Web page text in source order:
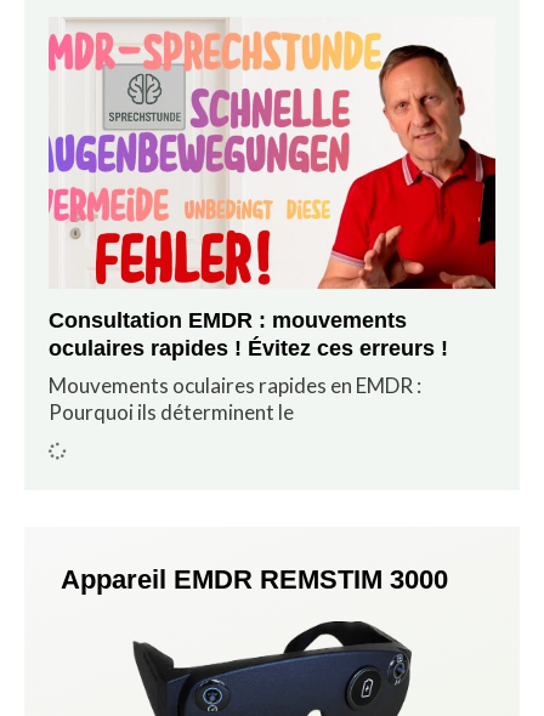
Consultation EMDR : mouvements
oculaires rapides ! Évitez ces erreurs !
Mouvements oculaires rapides en EMDR :
Pourquoi ils déterminent le
Appareil EMDR REMSTIM 3000